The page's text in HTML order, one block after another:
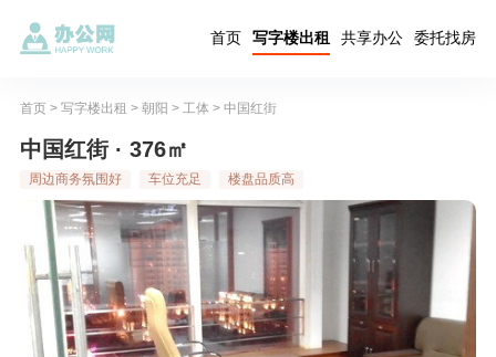
首页 写字楼出租 共享办公 委托找房
首页> 写字楼出租 > 朝阳 > 工体 > 中国红街
中国红街 · 376㎡
周边商务氛围好 车位充足 楼盘品质高